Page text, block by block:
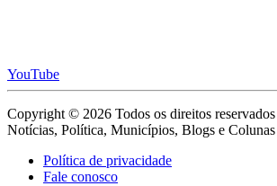
YouTube
Copyright © 2026 Todos os direitos
Notícias, Política, Municípios, Blogs e Colunas
Política de privacidade
Fale conosco